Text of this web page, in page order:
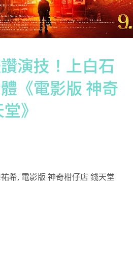
演技！上白石
《電影版 神奇
》
希, 電影版 神奇柑仔店 錢天堂